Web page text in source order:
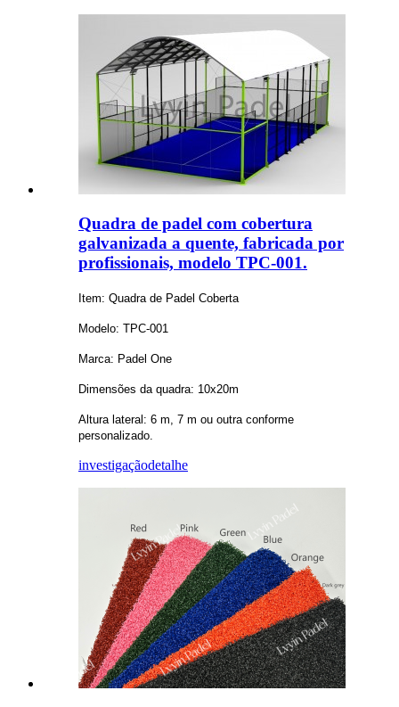
Quadra de padel com cobertura
galvanizada a quente, fabricada por
profissionais, modelo TPC-001.
Item: Quadra de Padel Coberta
Modelo: TPC-001
Marca: Padel One
Dimensões da quadra: 10x20m
Altura lateral: 6 m, 7 m ou outra conforme
personalizado.
investigaçãodetalhe